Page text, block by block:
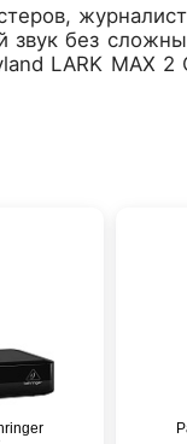
звук без
LARK MAX